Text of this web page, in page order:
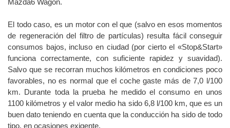
El todo caso, es un motor con el que (salvo en esos momentos
de regeneración del filtro de partículas) resulta fácil conseguir
consumos bajos, incluso en ciudad (por cierto el «Stop&Start»
funciona correctamente, con suficiente rapidez y suavidad).
Salvo que se recorran muchos kilómetros en condiciones poco
favorables, no es normal que el coche gaste más de 7,0 l/100
km. Durante toda la prueba he medido el consumo en unos
1100 kilómetros y el valor medio ha sido 6,8 l/100 km, que es un
buen dato teniendo en cuenta que la conducción ha sido de todo